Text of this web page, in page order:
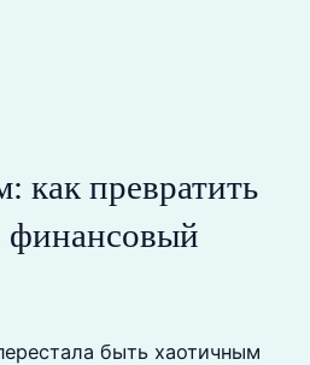
как превратить
финансовый
быть хаотичным